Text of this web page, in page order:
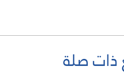
ذات صلة